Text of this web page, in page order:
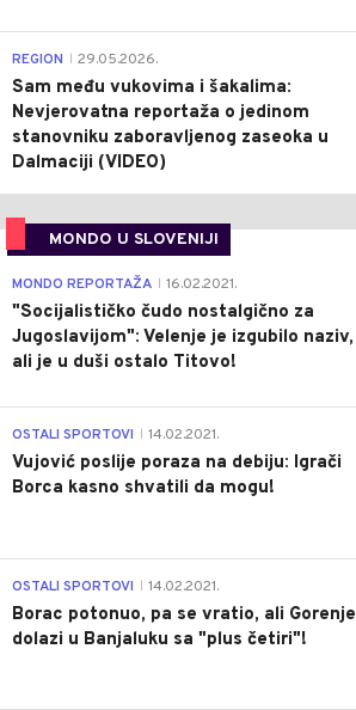
REGION 29.05.2026.
Sam među vukovima i šakalima:
Nevjerovatna reportaža o jedinom
stanovniku zaboravljenog zaseoka u
Dalmaciji (VIDEO)
MONDO U SLOVENIJI
MONDO REPORTAŽA 16.02.2021.
"Socijalističko čudo nostalgično za
Jugoslavijom": Velenje je izgubilo naziv,
ali je u duši ostalo Titovo!
OSTALI SPORTOVI 14.02.2021.
Vujović poslije poraza na debiju: Igrači
Borca kasno shvatili da mogu!
OSTALI SPORTOVI 14.02.2021.
Borac potonuo, pa se vratio, ali Gorenje
dolazi u Banjaluku sa "plus četiri"!